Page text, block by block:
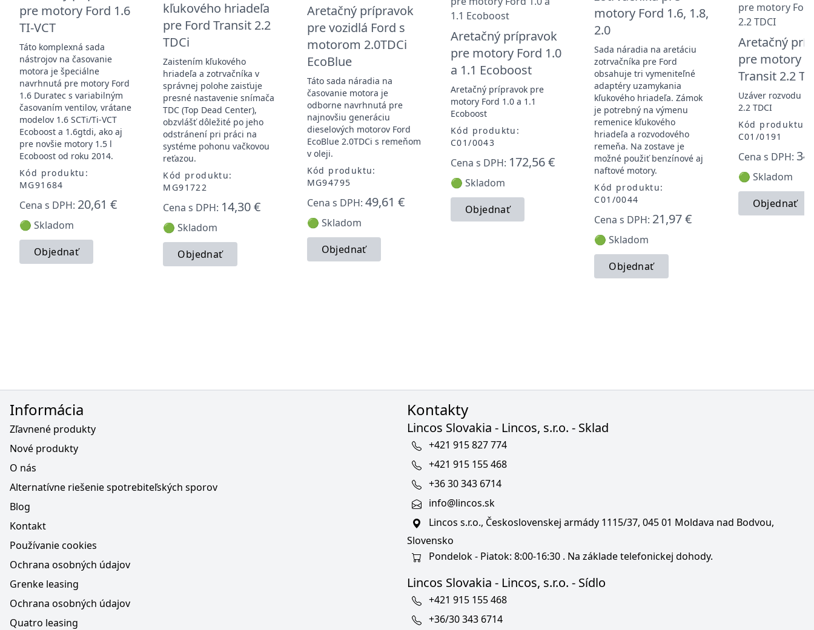
pre motory Ford 1.6
TI-VCT
Táto komplexná sada
nástrojov na časovanie
motora je špeciálne
navrhnutá pre motory Ford
1.6 Duratec s variabilným
časovaním ventilov, vrátane
modelov 1.6 SCTi/Ti-VCT
Ecoboost a 1.6gtdi, ako aj
pre novšie motory 1.5 l
Ecoboost od roku 2014.
Kód produktu:
MG91684
Cena s DPH: 20,61 €
🟢 Skladom
Objednať
kľukového hriadeľa
pre Ford Transit 2.2
TDCi
Zaistením kľukového
hriadeľa a zotrvačníka v
správnej polohe zaisťuje
presné nastavenie snímača
TDC (Top Dead Center),
obzvlášť dôležité po jeho
odstránení pri práci na
systéme pohonu vačkovou
reťazou.
Kód produktu:
MG91722
Cena s DPH: 14,30 €
🟢 Skladom
Objednať
Aretačný prípravok
pre vozidlá Ford s
motorom 2.0TDCi
EcoBlue
Táto sada náradia na
časovanie motora je
odborne navrhnutá pre
najnovšiu generáciu
dieselových motorov Ford
EcoBlue 2.0TDCi s remeňom
v oleji.
Kód produktu:
MG94795
Cena s DPH: 49,61 €
🟢 Skladom
Objednať
Aretačný prípravok
pre motory Ford 1.0
a 1.1 Ecoboost
Aretačný prípravok pre
motory Ford 1.0 a 1.1
Ecoboost
Kód produktu:
C01/0043
Cena s DPH: 172,56 €
🟢 Skladom
Objednať
motory Ford 1.6, 1.8,
2.0
Sada náradia na aretáciu
zotrvačníka pre Ford
obsahuje tri vymeniteľné
adaptéry uzamykania
kľukového hriadeľa. Zámok
je potrebný na výmenu
remenice kľukového
hriadeľa a rozvodového
remeňa. Na zostave je
možné použiť benzínové aj
naftové motory.
Kód produktu:
C01/0044
Cena s DPH: 21,97 €
🟢 Skladom
Objednať
Aretačný
pre motory
Transit 2.2
Uzáver rozvodu
2.2 TDCI
Kód produktu:
C01/0191
Cena s DPH:
🟢 Skladom
Objednať
Informácia
Zľavnené produkty
Nové produkty
O nás
Alternatívne riešenie spotrebiteľských sporov
Blog
Kontakt
Používanie cookies
Ochrana osobných údajov
Grenke leasing
Ochrana osobných údajov
Quatro leasing
Kontakty
Lincos Slovakia - Lincos, s.r.o. - Sklad
+421 915 827 774
+421 915 155 468
+36 30 343 6714
info@lincos.sk
Lincos s.r.o., Československej armády 1115/37, 045 01 Moldava nad Bodvou,
Slovensko
Pondelok - Piatok: 8:00-16:30 . Na základe telefonickej dohody.
Lincos Slovakia - Lincos, s.r.o. - Sídlo
+421 915 155 468
+36/30 343 6714